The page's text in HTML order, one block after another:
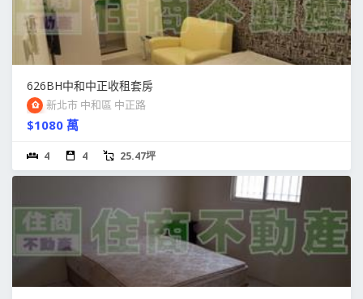
626BH中和中正收租套房
新北市 中和區 中正路
$1080 萬
4 4 25.47坪